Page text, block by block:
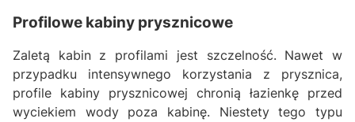
Profilowe kabiny prysznicowe
Zaletą kabin z profilami jest szczelność. Nawet w
przypadku intensywnego korzystania z prysznica,
profile kabiny prysznicowej chronią łazienkę przed
wyciekiem wody poza kabinę. Niestety tego typu